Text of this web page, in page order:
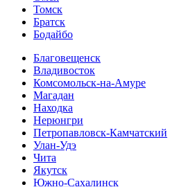
Томск
Братск
Бодайбо
Благовещенск
Владивосток
Комсомольск-на-Амуре
Магадан
Находка
Нерюнгри
Петропавловск-Камчатский
Улан-Удэ
Чита
Якутск
Южно-Сахалинск